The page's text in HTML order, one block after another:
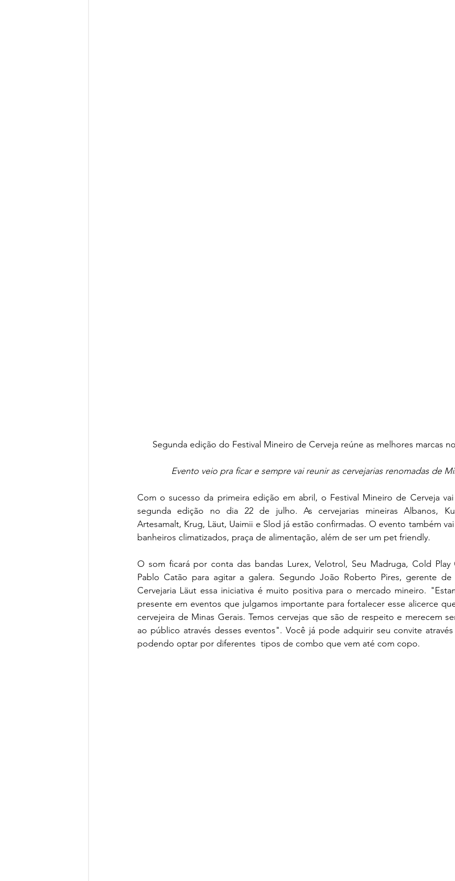
Segunda edição do Festival Mineiro de Cerveja reúne as melhores marcas
Evento veio pra ficar e sempre vai reunir as cervejarias renomadas de
Com o sucesso da primeira edição em abril, o Festival Mineiro de Cerveja vai
segunda edição no dia 22 de julho. As cervejarias mineiras Albanos,
Artesamalt, Krug, Läut, Uaimii e Slod já estão confirmadas. O evento também
banheiros climatizados, praça de alimentação, além de ser um pet friendly.
O som ficará por conta das bandas Lurex, Velotrol, Seu Madruga, Cold Play
Pablo Catão para agitar a galera. Segundo João Roberto Pires, gerente de
Cervejaria Läut essa iniciativa é muito positiva para o mercado mineiro.
presente em eventos que julgamos importante para fortalecer esse alicerce
cervejeira de Minas Gerais. Temos cervejas que são de respeito e merecem
ao público através desses eventos". Você já pode adquirir seu convite
podendo optar por diferentes  tipos de combo que vem até com copo.